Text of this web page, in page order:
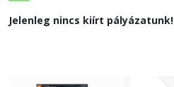
Jelenleg nincs kiírt pályázatunk!